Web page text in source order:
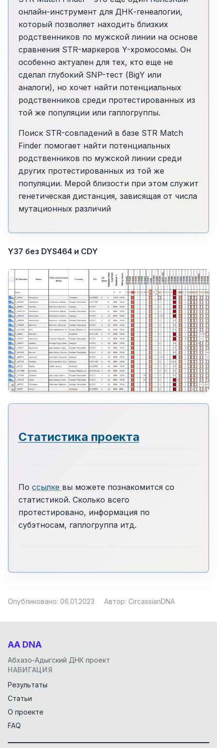
онлайн-инструмент для ДНК-генеалогии,
который позволяет находить близких
родственников по мужской линии на основе
сравнения STR-маркеров Y-хромосомы. Он
особенно актуален для тех, кто еще не
сделал глубокий SNP-тест (BigY или
аналоги), но хочет найти потенциальных
родственников среди протестированных из
той же популяции или гаплогруппы.
Поиск STR-совпадений в базе STR Match
Finder помогает найти потенциальных
родственников по мужской линии среди
других протестированных из той же
популяции. Мерой близости при этом служит
генетическая дистанция, зависящая от числа
мутационных различий
Y37 без DYS464 и CDY
Статистика проекта
По ссылке вы можете познакомится со
статистикой. Сколько всего
протестировано, информация по
субэтносам, гаплогруппа итд.
Опубликовано: 06.01.2023 Автор: CircassianDNA
AA DNA
Абхазо-Адыгский ДНК проект
НАВИГАЦИЯ
Результаты
Статьи
О проекте
FAQ